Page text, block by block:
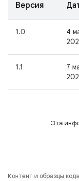
Версия
1.0
4
1.1
7
Эта
Контент и образцы